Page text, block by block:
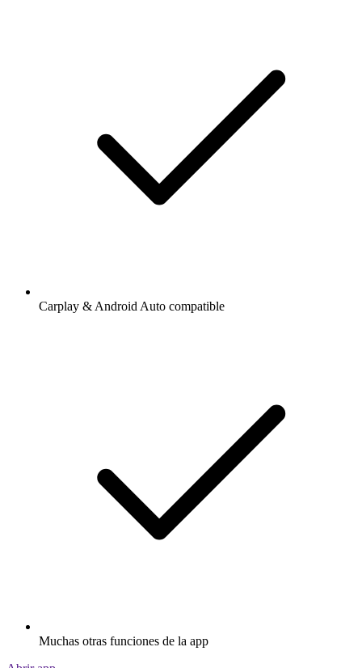
Carplay & Android Auto compatible
Muchas otras funciones de la app